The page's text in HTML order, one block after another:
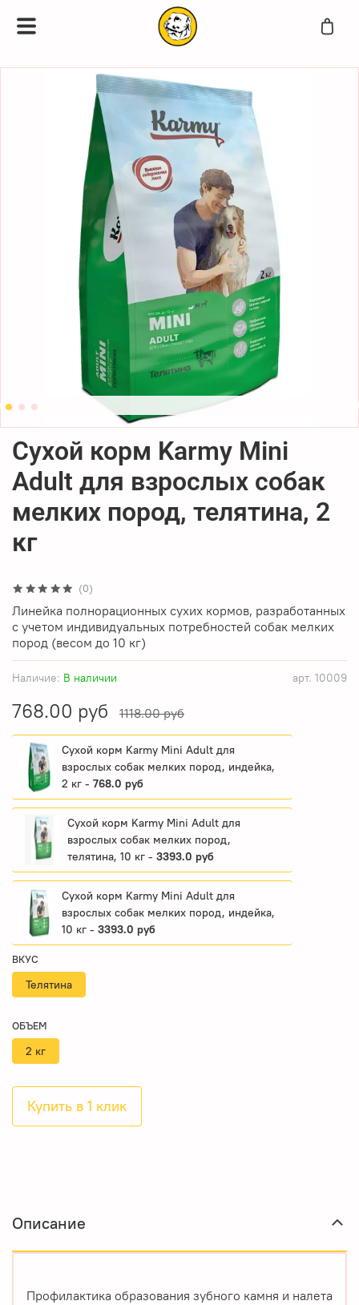
(0)
арт. 10009
Наличие: В наличии
Сухой корм Karmy Mini
Adult для взрослых собак
мелких пород, телятина, 2
кг
768.00 руб 1118.00 руб
Сухой корм Karmy Mini Adult для
взрослых собак мелких пород, индейка,
2 кг - 768.0 руб
Сухой корм Karmy Mini Adult для
взрослых собак мелких пород,
телятина, 10 кг - 3393.0 руб
Сухой корм Karmy Mini Adult для
взрослых собак мелких пород, индейка,
10 кг - 3393.0 руб
Купить в 1 клик
ВКУС
Телятина
ОБЪЕМ
2 кг
Линейка полнорационных сухих кормов, разработанных
с учетом индивидуальных потребностей собак мелких
пород (весом до 10 кг)
Описание
Профилактика образования зубного камня и налета